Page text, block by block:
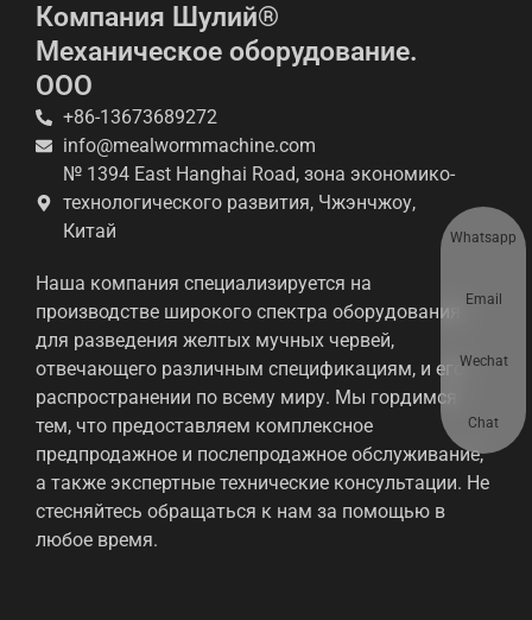
Компания Шулий®
Механическое оборудование.
ООО
+86-13673689272
info@mealwormmachine.com
№ 1394 East Hanghai Road, зона экономико-
технологического развития, Чжэнчжоу,
Китай
Наша компания специализируется на
производстве широкого спектра оборудования
для разведения желтых мучных червей,
отвечающего различным спецификациям, и его
распространении по всему миру. Мы гордимся
тем, что предоставляем комплексное
предпродажное и послепродажное обслуживание,
а также экспертные технические консультации. Не
стесняйтесь обращаться к нам за помощью в
любое время.
Whatsapp
Email
Wechat
Chat